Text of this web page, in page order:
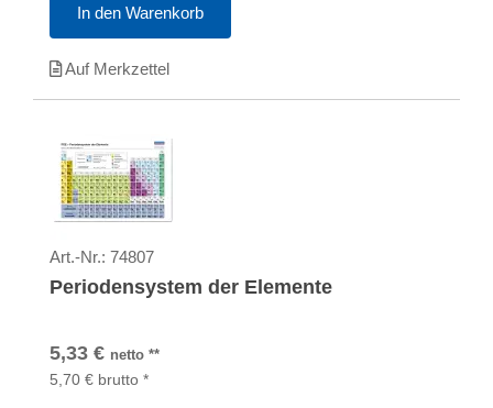
In den Warenkorb
Auf Merkzettel
Art.-Nr.: 74807
Periodensystem der Elemente
5,33 € netto **
5,70 € brutto *